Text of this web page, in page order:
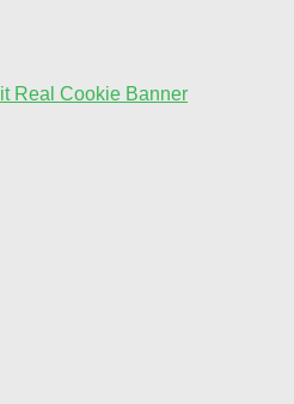
Real Cookie Banner